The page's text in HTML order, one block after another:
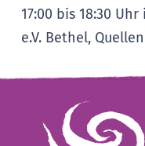
17:00 bis 18:30
e.V. Bethel,